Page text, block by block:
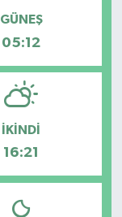
GÜNEŞ
05:12
İKINDI
16:21